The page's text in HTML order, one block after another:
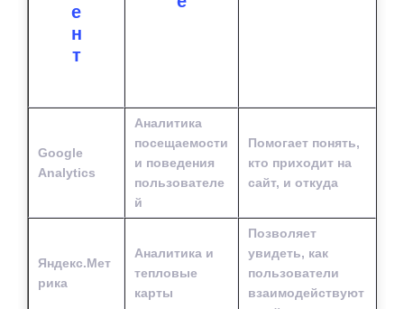
е
н
т
Google
Analytics
Аналитика
посещаемости
и поведения
пользователе
й
Помогает понять,
кто приходит на
сайт, и откуда
Яндекс.Мет
рика
Аналитика и
тепловые
карты
Позволяет
увидеть, как
пользователи
взаимодействуют